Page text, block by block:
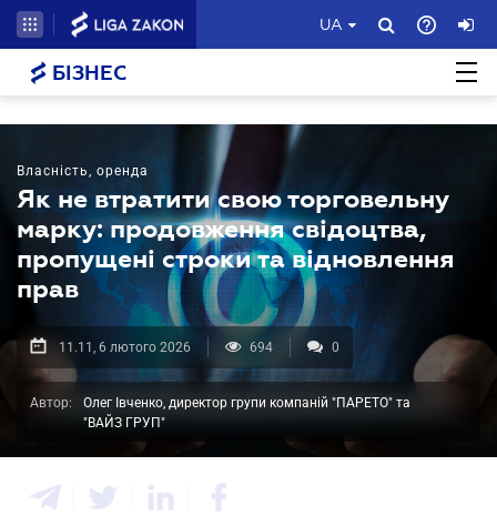
UA
БІЗНЕС
Власність, оренда
Як не втратити свою торговельну
марку: продовження свідоцтва,
пропущені строки та відновлення
прав
11.11, 6 лютого 2026 694 0
Автор:
Олег Івченко, директор групи компаній "ПАРЕТО" та
"ВАЙЗ ГРУП"